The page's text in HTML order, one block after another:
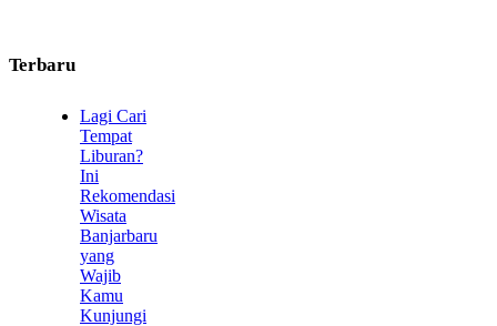
Terbaru
Lagi Cari
Tempat
Liburan?
Ini
Rekomendasi
Wisata
Banjarbaru
yang
Wajib
Kamu
Kunjungi